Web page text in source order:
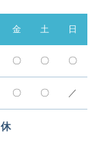
金 土 日
〇 〇 〇
〇 〇 ／